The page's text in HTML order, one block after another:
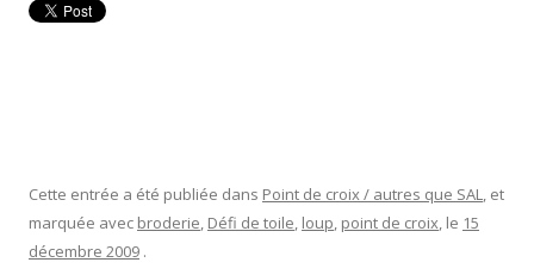
Cette entrée a été publiée dans Point de croix / autres que SAL, et
marquée avec broderie, Défi de toile, loup, point de croix, le 15
décembre 2009 .